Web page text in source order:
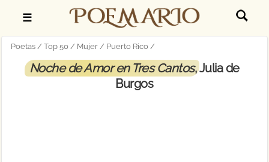
☰
Poetas Top 50 Mujer Puerto Rico
Noche de Amor en Tres Cantos, Julia de
Burgos